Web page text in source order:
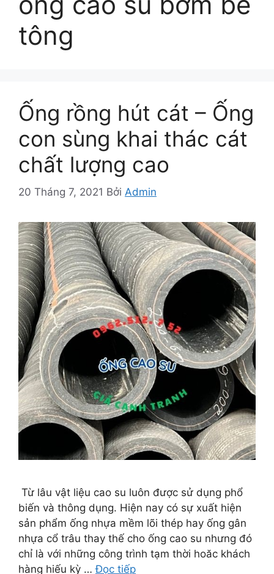
tông
Ống rồng hút cát – Ống
con sùng khai thác cát
chất lượng cao
20 Tháng 7, 2021 Bởi Admin
Từ lâu vật liệu cao su luôn được sử dụng phổ
biến và thông dụng. Hiện nay có sự xuất hiện
sản phẩm ống nhựa mềm lõi thép hay ống gân
nhựa cổ trâu thay thế cho ống cao su nhưng đó
chỉ là với những công trình tạm thời hoăc khách
hàng hiếu kỳ …Đọc tiếp